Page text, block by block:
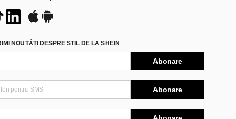
NOUTĂȚI DESPRE STIL DE LA SHEIN
Abonare
Abonare